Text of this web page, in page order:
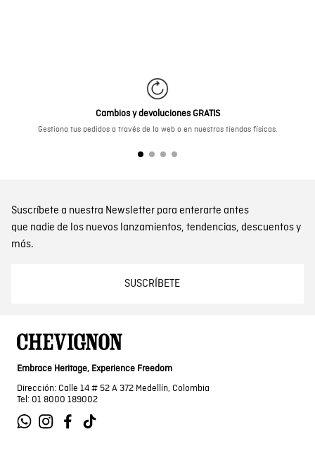
Cambios y devoluciones GRATIS
Gestiona tus pedidos a través de la web o en nuestras tiendas físicas.
Suscríbete a nuestra Newsletter para enterarte antes
que nadie de los nuevos lanzamientos, tendencias, descuentos y
más.
SUSCRÍBETE
Embrace Heritage, Experience Freedom
Dirección: Calle 14 # 52 A 372 Medellín, Colombia
Tel: 01 8000 189002